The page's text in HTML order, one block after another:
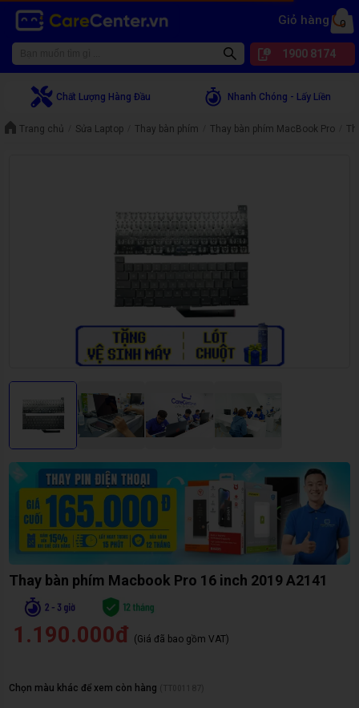
Giỏ hàng 0
1900 8174
Chất Lượng Hàng Đầu Nhanh Chóng - Lấy Liền
Trang chủ Sửa Laptop Thay bàn phím Thay bàn phím MacBook Pro
Thay bàn phím Macbook Pro 16 inch 2019 A2141
1.190.000đ (Giá đã bao gồm VAT)
Chọn màu khác để xem còn hàng